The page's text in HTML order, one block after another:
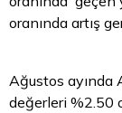
oranında artış
Ağustos ayında
değerleri %2.50